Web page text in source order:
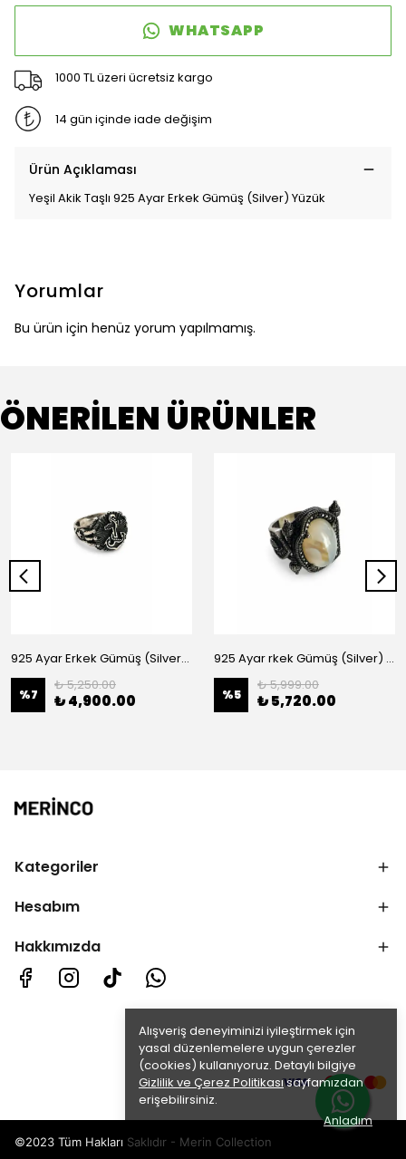
Alışveriş deneyiminizi iyileştirmek için
yasal düzenlemelere uygun çerezler
(cookies) kullanıyoruz. Detaylı bilgiye
Gizlilik ve Çerez Politikasısayfamızdan
erişebilirsiniz.
Anladım
WHATSAPP
1000 TL üzeri ücretsiz kargo
14 gün içinde iade değişim
Ürün Açıklaması
Yeşil Akik Taşlı 925 Ayar Erkek Gümüş (Silver) Yüzük
Yorumlar
Bu ürün için henüz yorum yapılmamış.
ÖNERİLEN ÜRÜNLER
925 Ayar Erkek Gümüş (Silver)Yüzük
%7
₺ 5,250.00
₺ 4,900.00
925 Ayar rkek Gümüş (Silver) Yüzük
%5
₺ 5,999.00
₺ 5,720.00
Kategoriler
Hesabım
Hakkımızda
©2023 Tüm Hakları Saklıdır - Merin Collection